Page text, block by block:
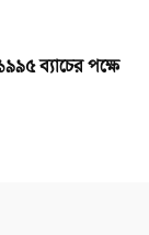
ব্যাচের পক্ষে